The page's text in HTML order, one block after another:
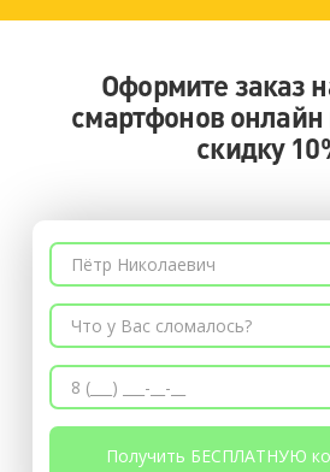
Оформите заказ
смартфонов онлайн
скидку